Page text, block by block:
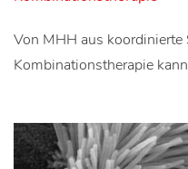
Von MHH aus koordinierte
Kombinationstherapie